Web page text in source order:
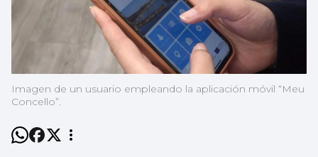
Imagen de un usuario empleando la aplicación móvil “Meu
Concello”.